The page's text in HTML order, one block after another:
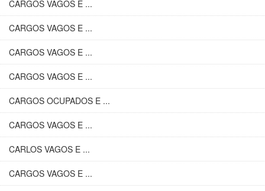
CARGOS VAGOS E ...
CARGOS VAGOS E ...
CARGOS VAGOS E ...
CARGOS VAGOS E ...
CARGOS OCUPADOS E ...
CARGOS VAGOS E ...
CARLOS VAGOS E ...
CARGOS VAGOS E ...